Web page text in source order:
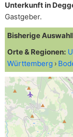
Unterkunft in
Gastgeber.
Bisherige
Orte & Regionen:
Württemberg